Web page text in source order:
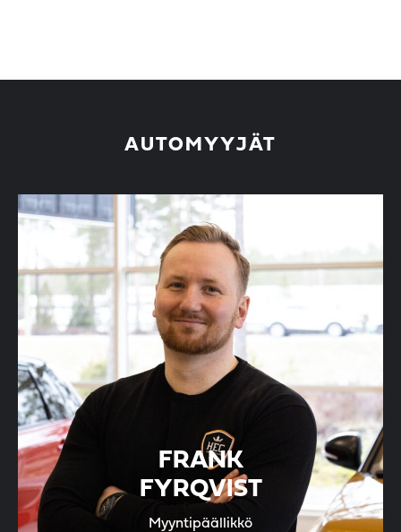
AUTOMYYJÄT
FRANK
FYRQVIST
Myyntipäällikkö